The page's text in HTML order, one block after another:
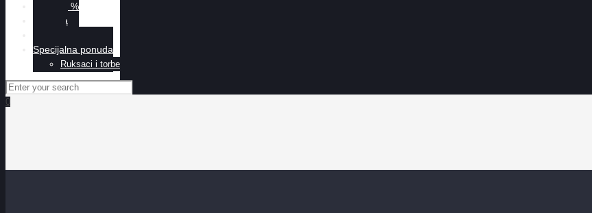
Sniženo %
O nama
Specijalna ponuda
Ruksaci i torbe
0